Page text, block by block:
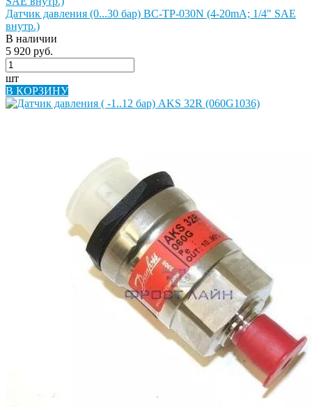
Датчик давления (0...30 бар) BC-TP-030N (4-20mA; 1/4" SAE
внутр.)
В наличии
5 920 руб.
шт
В КОРЗИНУ